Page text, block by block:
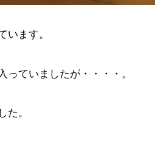
います。
っていましたが・・・・。
た。